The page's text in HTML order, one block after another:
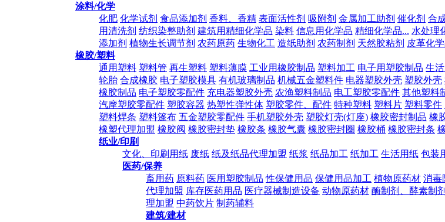
涂料/化学
化肥 化学试剂 食品添加剂 香料、香精 表面活性剂 吸附剂 金属加工助剂 催化剂 合
用清洗剂 纺织染整助剂 建筑用精细化学品 染料 信息用化学品 精细化学品... 水处理
添加剂 植物生长调节剂 农药原药 生物化工 造纸助剂 农药制剂 天然胶粘剂 皮革化
橡胶/塑料
通用塑料 塑料管 再生塑料 塑料薄膜 工业用橡胶制品 塑料加工 电子用塑胶制品 生
轮胎 合成橡胶 电子塑胶模具 有机玻璃制品 机械五金塑料件 电器塑胶外壳 塑胶外壳
橡胶制品 电子塑胶零配件 充电器塑胶外壳 农渔塑料制品 电工塑胶零配件 其他塑料
汽摩塑胶零配件 塑胶容器 热塑性弹性体 塑胶零件、配件 特种塑料 塑料片 塑料零件
塑料焊条 塑料篷布 五金塑胶零配件 手机塑胶外壳 塑胶灯壳(灯座) 橡胶密封制品 橡
橡塑代理加盟 橡胶阀 橡胶密封垫 橡胶条 橡胶气囊 橡胶密封圈 橡胶桶 橡胶密封条
纸业/印刷
文化、印刷用纸 废纸 纸及纸品代理加盟 纸浆 纸品加工 纸加工 生活用纸 包装
医药/保养
畜用药 原料药 医用塑胶制品 性保健用品 保健用品加工 植物原药材 消毒
代理加盟 库存医药用品 医疗器械制造设备 动物原药材 酶制剂、酵素制剂
理加盟 中药饮片 制药辅料
建筑/建材